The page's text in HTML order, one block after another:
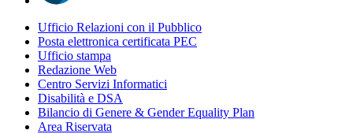
Ufficio Relazioni con il Pubblico
Posta elettronica certificata PEC
Ufficio stampa
Redazione Web
Centro Servizi Informatici
Disabilità e DSA
Bilancio di Genere & Gender Equality Plan
Area Riservata